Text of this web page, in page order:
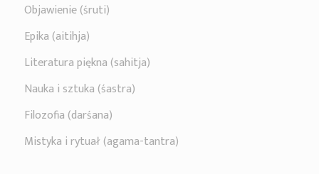
Objawienie (śruti)
Epika (aitihja)
Literatura piękna (sahitja)
Nauka i sztuka (śastra)
Filozofia (darśana)
Mistyka i rytuał (agama-tantra)